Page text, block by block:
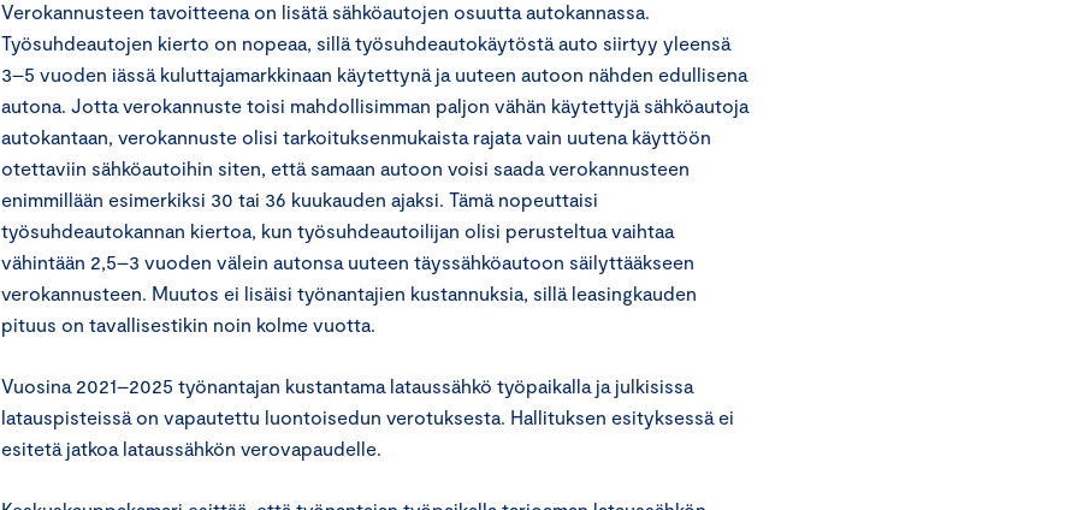
Verokannusteen tavoitteena on lisätä sähköautojen osuutta autokannassa.
Työsuhdeautojen kierto on nopeaa, sillä työsuhdeautokäytöstä auto siirtyy yleensä
3–5 vuoden iässä kuluttajamarkkinaan käytettynä ja uuteen autoon nähden edullisena
autona. Jotta verokannuste toisi mahdollisimman paljon vähän käytettyjä sähköautoja
autokantaan, verokannuste olisi tarkoituksenmukaista rajata vain uutena käyttöön
otettaviin sähköautoihin siten, että samaan autoon voisi saada verokannusteen
enimmillään esimerkiksi 30 tai 36 kuukauden ajaksi. Tämä nopeuttaisi
työsuhdeautokannan kiertoa, kun työsuhdeautoilijan olisi perusteltua vaihtaa
vähintään 2,5–3 vuoden välein autonsa uuteen täyssähköautoon säilyttääkseen
verokannusteen. Muutos ei lisäisi työnantajien kustannuksia, sillä leasingkauden
pituus on tavallisestikin noin kolme vuotta.
Vuosina 2021–2025 työnantajan kustantama lataussähkö työpaikalla ja julkisissa
latauspisteissä on vapautettu luontoisedun verotuksesta. Hallituksen esityksessä ei
esitetä jatkoa lataussähkön verovapaudelle.